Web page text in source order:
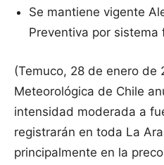
Se mantiene vigente
Preventiva por sistema
(Temuco, 28 de enero de
Meteorológica de Chile
intensidad moderada a
registrarán en toda La
principalmente en la